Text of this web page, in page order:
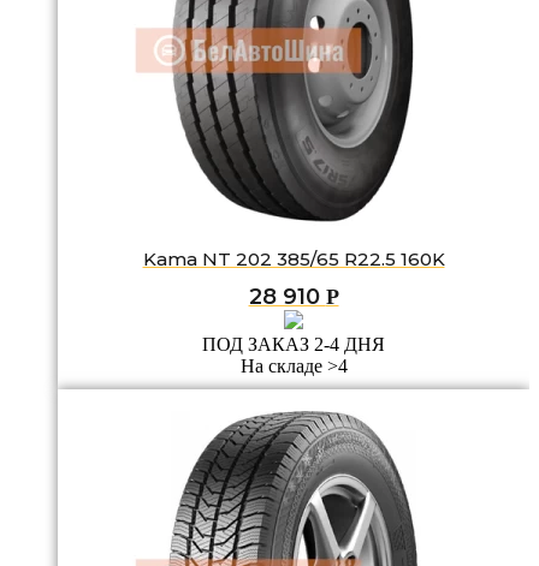
Kama NT 202 385/65 R22.5 160K
28 910 Р
ПОД ЗАКАЗ 2-4 ДНЯ
На складе >4